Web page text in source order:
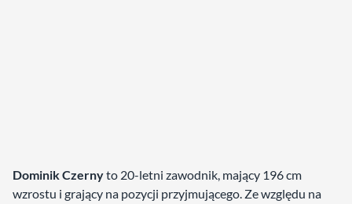
Dominik Czernyto 20-letni zawodnik, mający 196 cm
wzrostu i grający na pozycji przyjmującego. Ze względu na